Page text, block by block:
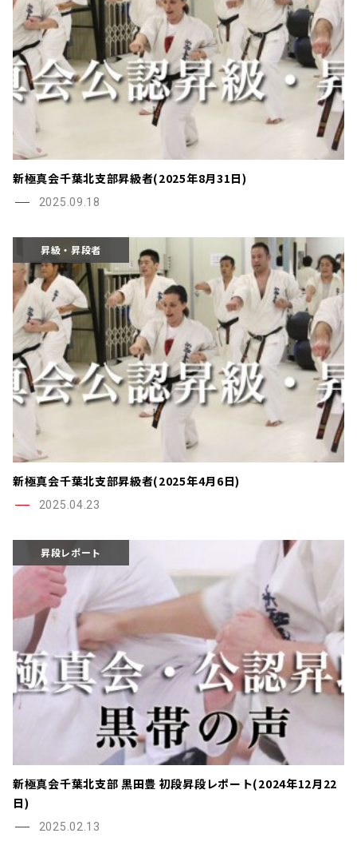
新極真会千葉北支部昇級者(2025年8月31日)
2025.09.18
昇級・昇段者
新極真会千葉北支部昇級者(2025年4月6日)
2025.04.23
昇段レポート
新極真会千葉北支部 黒田豊 初段昇段レポート(2024年12月22
日)
2025.02.13